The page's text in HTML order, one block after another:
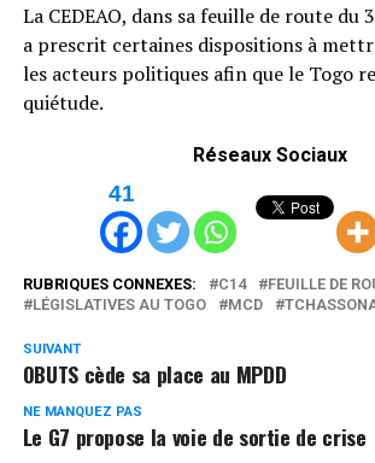
La CEDEAO, dans sa feuille de route du
a prescrit certaines dispositions à
les acteurs politiques afin que le Togo
quiétude.
Réseaux Sociaux
41
RUBRIQUES CONNEXES: C14
FEUILLE DE
LÉGISLATIVES AU TOGO
MCD
SUIVANT
OBUTS cède sa place au MPDD
NE MANQUEZ PAS
Le G7 propose la voie de sortie de crise